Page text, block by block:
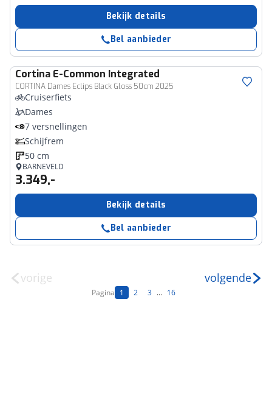
Bekijk details
Bel aanbieder
Cortina E-Common Integrated
CORTINA Dames Eclips Black Gloss 50cm 2025
Cruiserfiets
Dames
7 versnellingen
Schijfrem
50 cm
BARNEVELD
3.349,-
Bekijk details
Bel aanbieder
vorige
Pagina 1 2 3 ... 16
volgende